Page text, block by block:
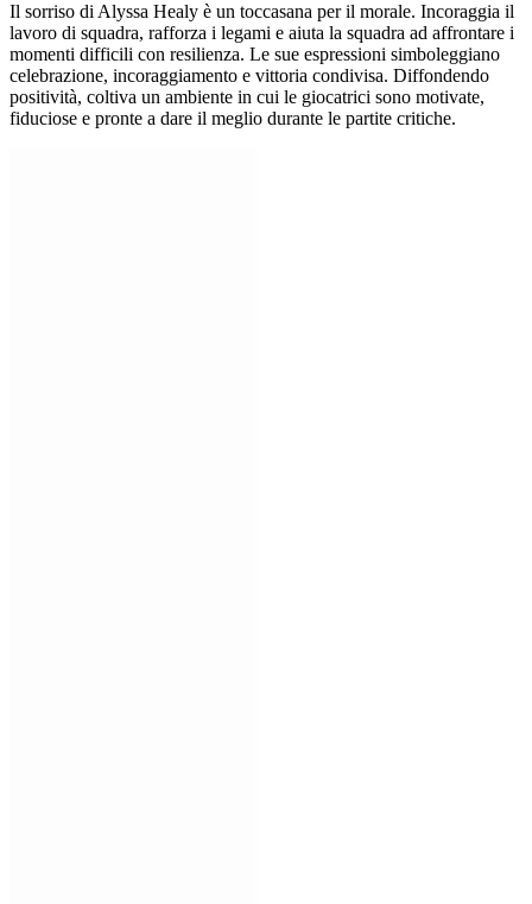
Il sorriso di Alyssa Healy è un toccasana per il morale. Incoraggia il
lavoro di squadra, rafforza i legami e aiuta la squadra ad affrontare i
momenti difficili con resilienza. Le sue espressioni simboleggiano
celebrazione, incoraggiamento e vittoria condivisa. Diffondendo
positività, coltiva un ambiente in cui le giocatrici sono motivate,
fiduciose e pronte a dare il meglio durante le partite critiche.